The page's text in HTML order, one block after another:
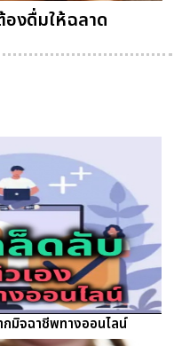
งดื่มให้ฉลาด
กมิจฉาชีพทางออนไลน์